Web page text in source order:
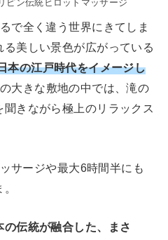
ピン伝統ヒロットマッサージ
で全く違う世界にきてしま
美しい景色が広がっている
本の江戸時代をイメージし
大きな敷地の中では、滝の
きながら極上のリラックス
サージや最大6時間半にも
伝統が融合した、まさ